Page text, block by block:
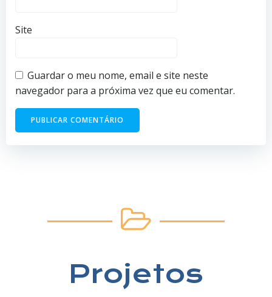
Site
Guardar o meu nome, email e site neste
navegador para a próxima vez que eu comentar.
Projetos